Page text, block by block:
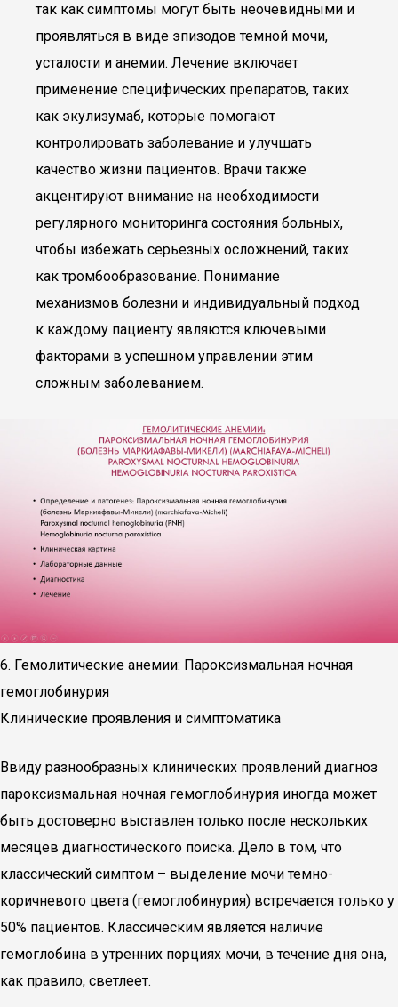
так как симптомы могут быть неочевидными и
проявляться в виде эпизодов темной мочи,
усталости и анемии. Лечение включает
применение специфических препаратов, таких
как экулизумаб, которые помогают
контролировать заболевание и улучшать
качество жизни пациентов. Врачи также
акцентируют внимание на необходимости
регулярного мониторинга состояния больных,
чтобы избежать серьезных осложнений, таких
как тромбообразование. Понимание
механизмов болезни и индивидуальный подход
к каждому пациенту являются ключевыми
факторами в успешном управлении этим
сложным заболеванием.
6. Гемолитические анемии: Пароксизмальная ночная
гемоглобинурия
Клинические проявления и симптоматика
Ввиду разнообразных клинических проявлений диагноз
пароксизмальная ночная гемоглобинурия иногда может
быть достоверно выставлен только после нескольких
месяцев диагностического поиска. Дело в том, что
классический симптом – выделение мочи темно-
коричневого цвета (гемоглобинурия) встречается только у
50% пациентов. Классическим является наличие
гемоглобина в утренних порциях мочи, в течение дня она,
как правило, светлеет.